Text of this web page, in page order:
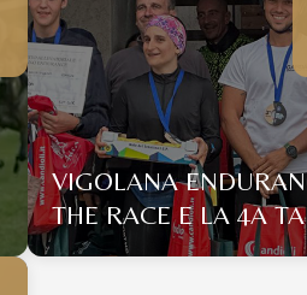
VIGOLANA
THE RACE E LA 4A
DEL CIRCUITO